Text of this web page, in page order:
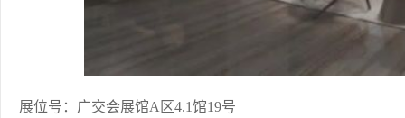
展位号：广交会展馆A区4.1馆19号